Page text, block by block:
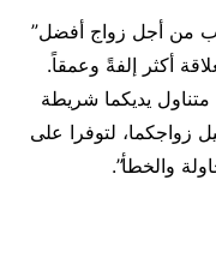
من أجل زواج أفضل”
أكثر إلفةً وعمقاً.
يديكما شريطة
زواجكما، لتوفرا على
والخطأ”.